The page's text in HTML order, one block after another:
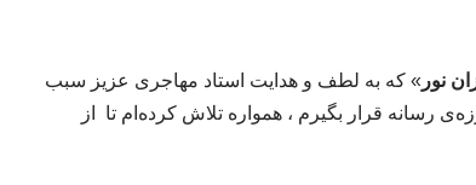
نور » که به لطف و هدایت استاد مهاجری عزیز سبب
رسانه قرار بگیرم ، همواره تلاش کرده‌ام تا از